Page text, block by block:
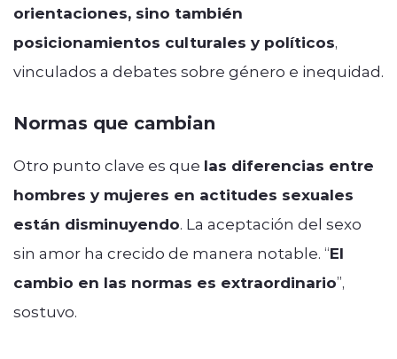
orientaciones, sino también
posicionamientos culturales y políticos,
vinculados a debates sobre género e inequidad.
Normas que cambian
Otro punto clave es que las diferencias entre
hombres y mujeres en actitudes sexuales
están disminuyendo. La aceptación del sexo
sin amor ha crecido de manera notable. “El
cambio en las normas es extraordinario”,
sostuvo.